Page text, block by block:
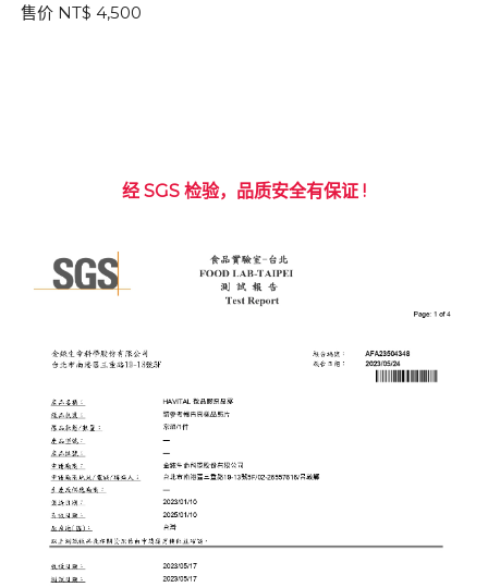
售价 NT$ 4,500
经 SGS 检验，品质安全有保证 !